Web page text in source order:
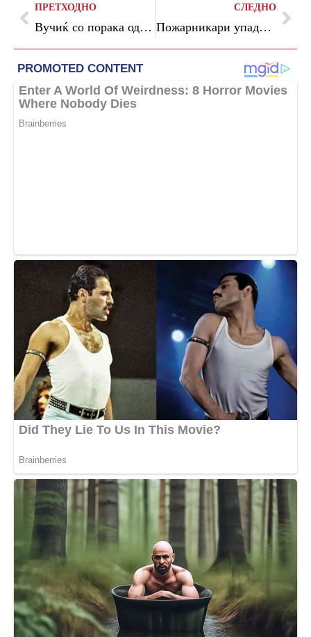
ПРЕТХОДНО
Вучиќ со порака од Пекинг: Можно е наскоро да поднесам оставка
СЛЕДНО
Пожарникари упаднаа во станот на полскиот претседател поради лажна дојава за пожар